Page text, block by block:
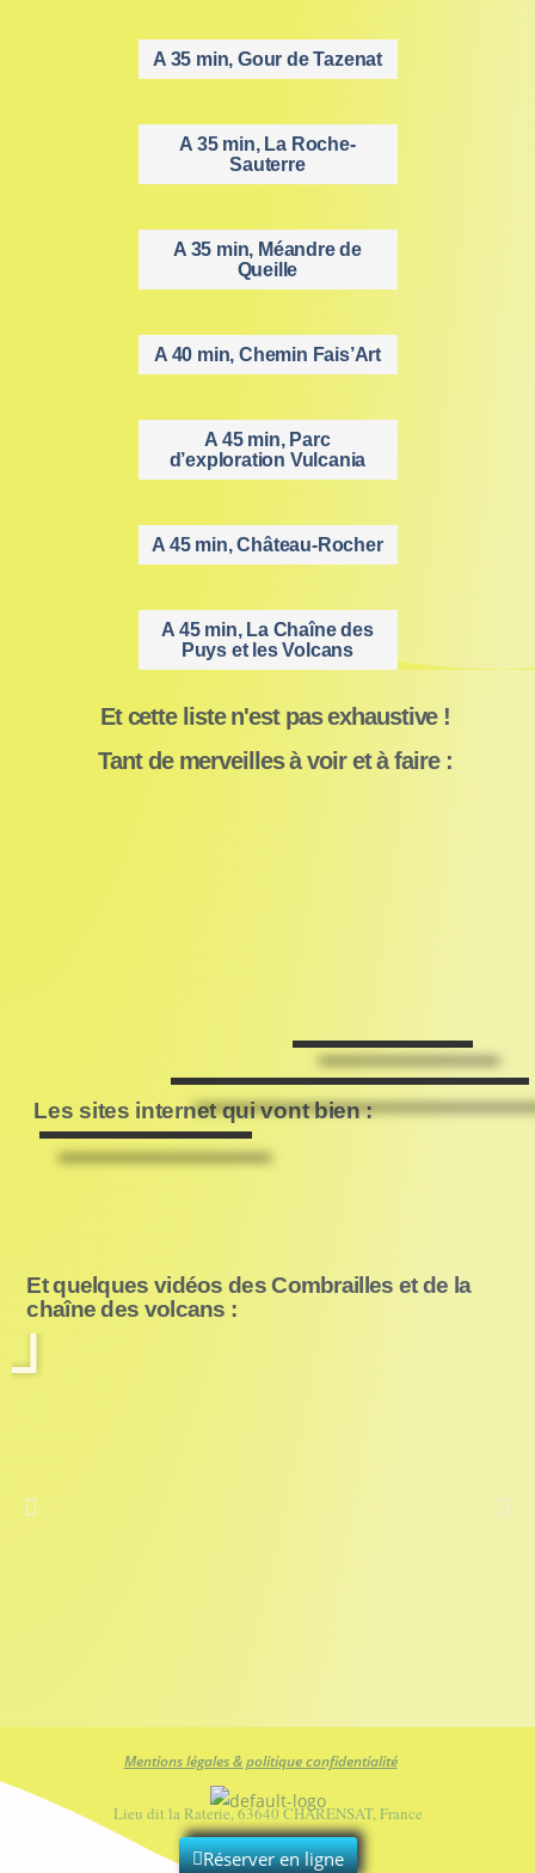
A 35 min, Gour de Tazenat
A 35 min, La Roche-
Sauterre
A 35 min, Méandre de
Queille
A 40 min, Chemin Fais’Art
A 45 min, Parc
d’exploration Vulcania
A 45 min, Château-Rocher
A 45 min, La Chaîne des
Puys et les Volcans
Et cette liste n'est pas exhaustive !
Tant de merveilles à voir et à faire :
Les sites internet qui vont bien :
Et quelques vidéos des Combrailles et de la
chaîne des volcans :
Mentions légales & politique confidentialité
Lieu dit la Raterie, 63640 CHARENSAT, France
Réserver en ligne